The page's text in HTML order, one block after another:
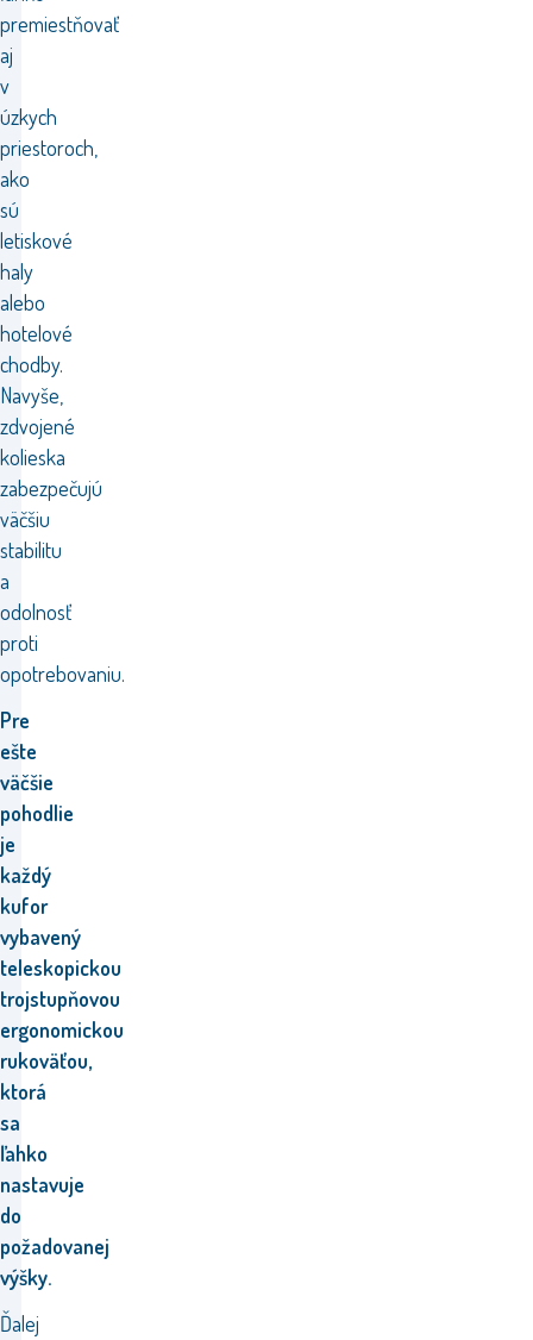
premiestňovať
aj
v
úzkych
priestoroch,
ako
sú
letiskové
haly
alebo
hotelové
chodby.
Navyše,
zdvojené
kolieska
zabezpečujú
väčšiu
stabilitu
a
odolnosť
proti
opotrebovaniu.
Pre
ešte
väčšie
pohodlie
je
každý
kufor
vybavený
teleskopickou
trojstupňovou
ergonomickou
rukoväťou,
ktorá
sa
ľahko
nastavuje
do
požadovanej
výšky.
Ďalej